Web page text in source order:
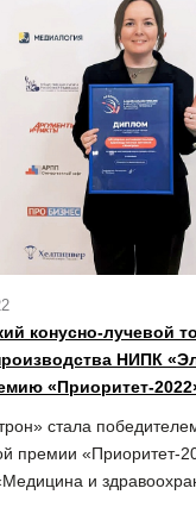
конусно-лучевой
НИПК
«Приоритет-
стала
премии «‎Приоритет-
и